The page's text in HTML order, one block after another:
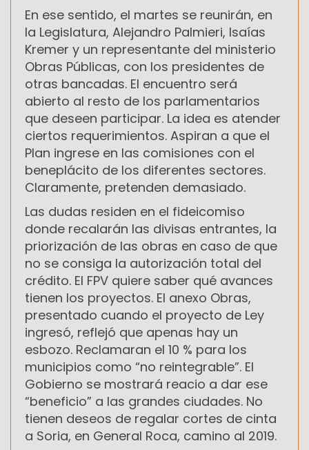
En ese sentido, el martes se reunirán, en
la Legislatura, Alejandro Palmieri, Isaías
Kremer y un representante del ministerio
Obras Públicas, con los presidentes de
otras bancadas. El encuentro será
abierto al resto de los parlamentarios
que deseen participar. La idea es atender
ciertos requerimientos. Aspiran a que el
Plan ingrese en las comisiones con el
beneplácito de los diferentes sectores.
Claramente, pretenden demasiado.
Las dudas residen en el fideicomiso
donde recalarán las divisas entrantes, la
priorización de las obras en caso de que
no se consiga la autorización total del
crédito. El FPV quiere saber qué avances
tienen los proyectos. El anexo Obras,
presentado cuando el proyecto de Ley
ingresó, reflejó que apenas hay un
esbozo. Reclamaran el 10 % para los
municipios como “no reintegrable”. El
Gobierno se mostrará reacio a dar ese
“beneficio” a las grandes ciudades. No
tienen deseos de regalar cortes de cinta
a Soria, en General Roca, camino al 2019.